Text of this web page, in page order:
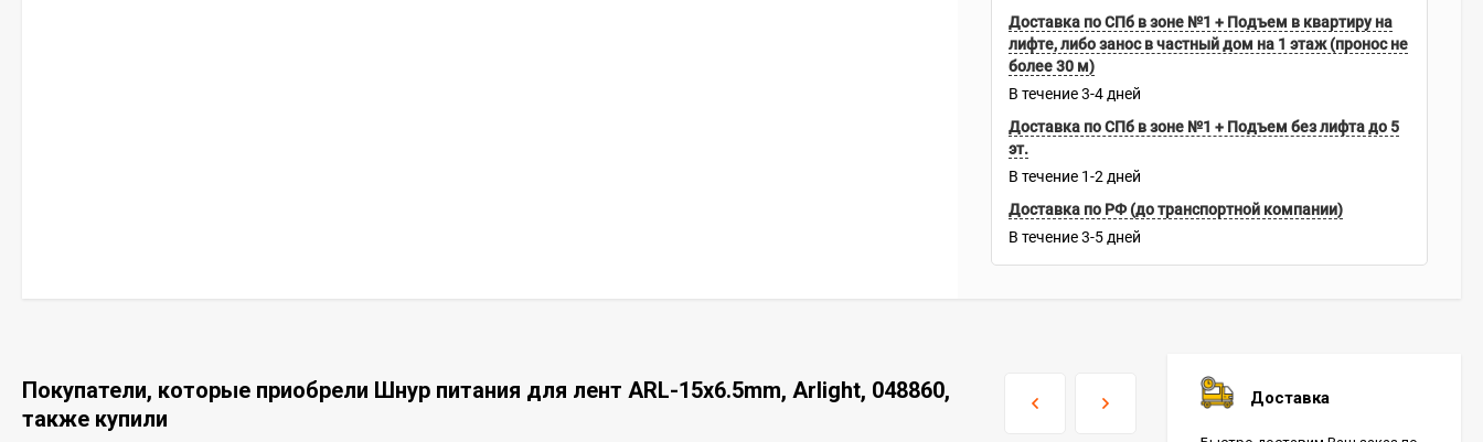
Доставка по СПб в зоне №1 + Подъем в квартиру на
лифте, либо занос в частный дом на 1 этаж (пронос не
более 30 м)
В течение 3-4 дней
Доставка по СПб в зоне №1 + Подъем без лифта до 5
эт.
В течение 1-2 дней
Доставка по РФ (до транспортной компании)
В течение 3-5 дней
Покупатели, которые приобрели Шнур питания для лент ARL-15x6.5mm, Arlight, 048860,
также купили
Доставка